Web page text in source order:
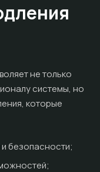
не только
системы, но
которые
безопасности;